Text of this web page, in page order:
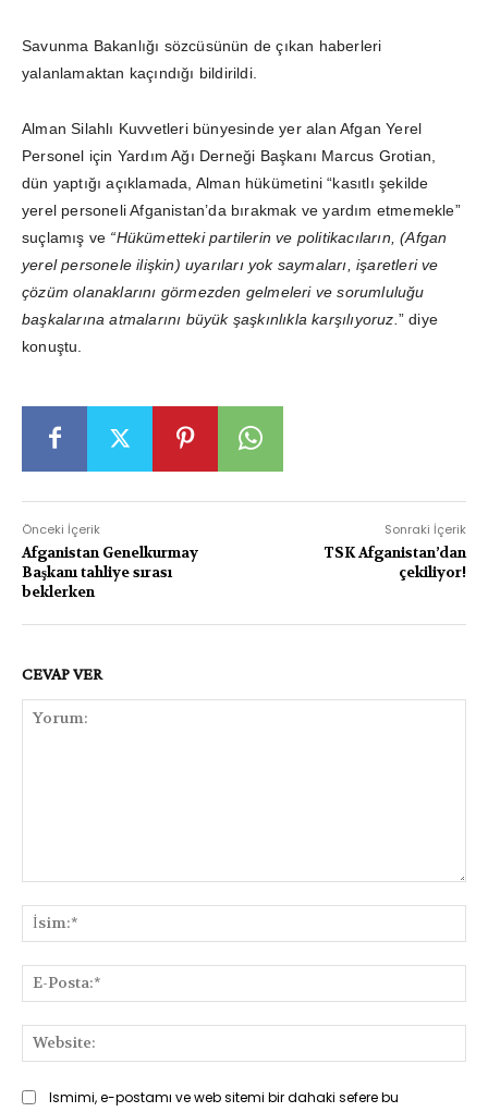
Savunma Bakanlığı sözcüsünün de çıkan haberleri
yalanlamaktan kaçındığı bildirildi.
Alman Silahlı Kuvvetleri bünyesinde yer alan Afgan Yerel
Personel için Yardım Ağı Derneği Başkanı Marcus Grotian,
dün yaptığı açıklamada, Alman hükümetini “kasıtlı şekilde
yerel personeli Afganistan’da bırakmak ve yardım etmemekle”
suçlamış ve “Hükümetteki partilerin ve politikacıların, (Afgan
yerel personele ilişkin) uyarıları yok saymaları, işaretleri ve
çözüm olanaklarını görmezden gelmeleri ve sorumluluğu
başkalarına atmalarını büyük şaşkınlıkla karşılıyoruz. ” diye
konuştu.
Önceki İçerik
Afganistan Genelkurmay
Başkanı tahliye sırası
beklerken
Sonraki İçerik
TSK Afganistan’dan
çekiliyor!
CEVAP VER
Ismimi, e-postamı ve web sitemi bir dahaki sefere bu